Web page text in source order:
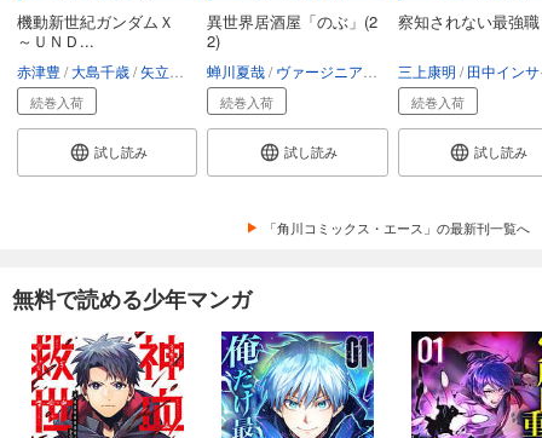
機動新世紀ガンダムＸ
～ＵＮＤ...
赤津豊 大島千歳 矢立肇・富野由悠季
続巻入荷
試し読み
異世界居酒屋「のぶ」(2
2)
蝉川夏哉 ヴァージニア二等兵 転
続巻入荷
試し読み
察知されない最強
三上康明 田中インサイ
続巻入荷
試し読み
「角川コミックス・エース」の最新刊一覧へ
無料で読める少年マンガ